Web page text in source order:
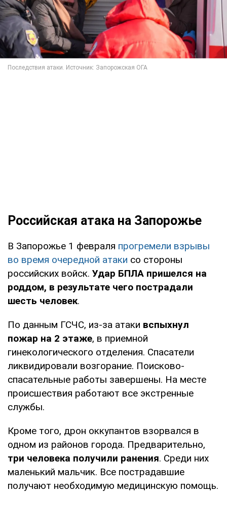
Российская атака на Запорожье
В Запорожье 1 февраля прогремели взрывы
во время очередной атаки со стороны
российских войск. Удар БПЛА пришелся на
роддом, в результате чего пострадали
шесть человек.
По данным ГСЧС, из-за атаки вспыхнул
пожар на 2 этаже, в приемной
гинекологического отделения. Спасатели
ликвидировали возгорание. Поисково-
спасательные работы завершены. На месте
происшествия работают все экстренные
службы.
Кроме того, дрон оккупантов взорвался в
одном из районов города. Предварительно,
три человека получили ранения. Среди них
маленький мальчик. Все пострадавшие
получают необходимую медицинскую помощь.